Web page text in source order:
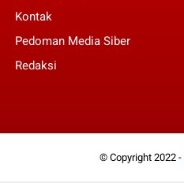
Kontak
Pedoman Media Siber
Redaksi
© Copyright 2022 -